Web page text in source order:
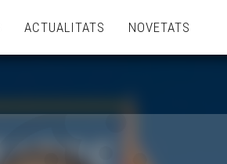
ACTUALITATS NOVETATS